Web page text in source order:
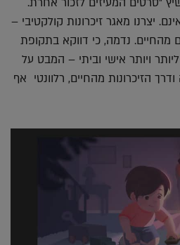
יצרנו מאגר זיכרונות קולקטיבי –
מהחיים. נדמה, כי דווקא בתקופת
ויותר אישי וביתי – המבט על
הזיכרונות מהחיים, רלוונטי אף